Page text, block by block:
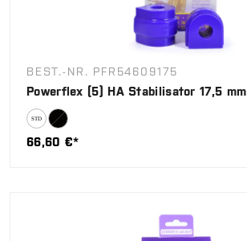
BEST.-NR. PFR54609175
Powerflex (5) HA Stabilisator 17,5 mm
66,60 €*